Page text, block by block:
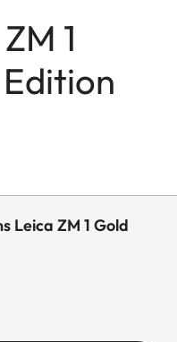
1
Leica ZM 1 Gold